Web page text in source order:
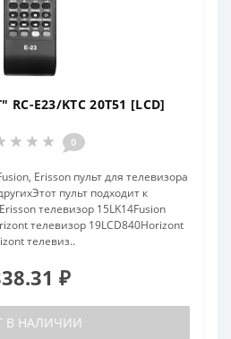
RC-E23/KTC 20T51 [LCD]
0
Erisson пульт для телевизора
пульт подходит к
телевизор 15LK14Fusion
телевизор 19LCD840Horizont
телевиз..
₽
В НАЛИЧИИ